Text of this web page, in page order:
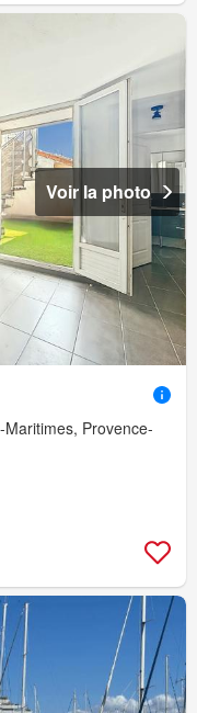
Voir la photo
Provence-